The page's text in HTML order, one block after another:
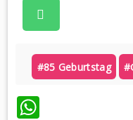
#85 Geburtstag
WhatsApp